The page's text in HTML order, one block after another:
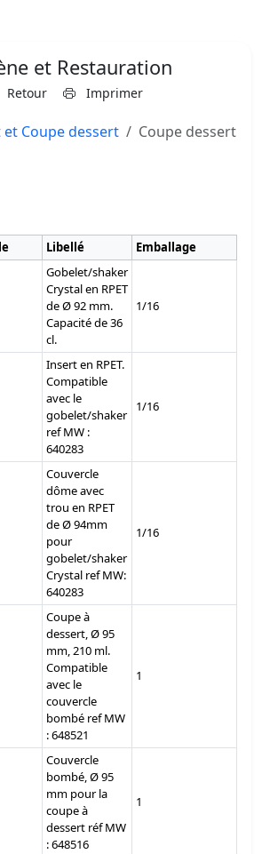
et Restauration
Retour Imprimer
et Coupe dessert Coupe dessert
Libellé Emballage
Gobelet/shaker
Crystal en RPET
de Ø 92 mm.
Capacité de 36
cl.
1/16
Insert en RPET.
Compatible
avec le
gobelet/shaker
ref MW :
640283
1/16
Couvercle
dôme avec
trou en RPET
de Ø 94mm
pour
gobelet/shaker
Crystal ref MW:
640283
1/16
Coupe à
dessert, Ø 95
mm, 210 ml.
Compatible
avec le
couvercle
bombé ref MW
: 648521
1
Couvercle
bombé, Ø 95
mm pour la
coupe à
dessert réf MW
: 648516
1